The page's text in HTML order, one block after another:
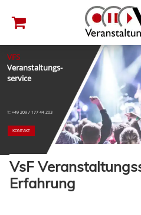
VFS
Veranstaltungs-
service
T: +49 209 / 177 44 203
KONTAKT
VsF
Erfahrung